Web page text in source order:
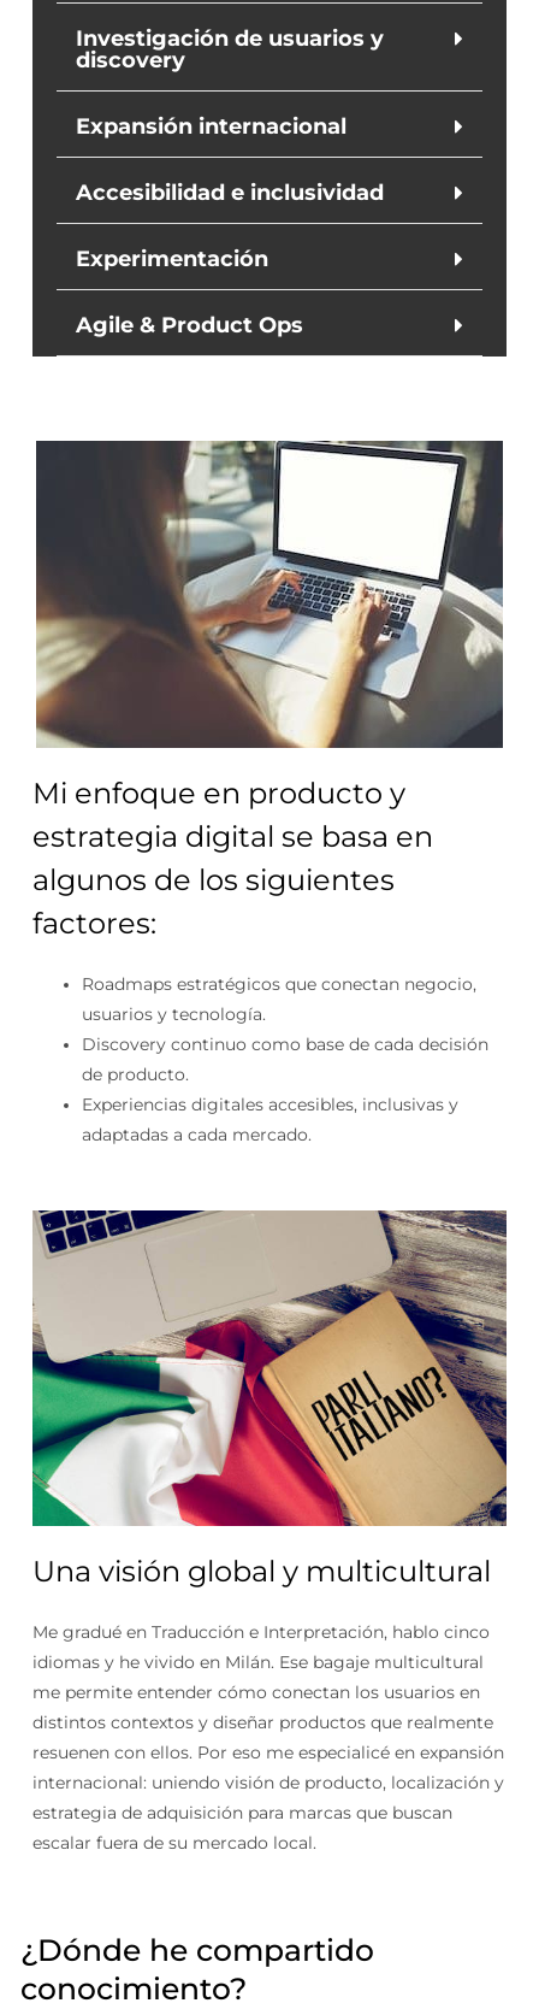
Investigación de usuarios y
discovery
Expansión internacional
Accesibilidad e inclusividad
Experimentación
Agile & Product Ops
Mi enfoque en producto y
estrategia digital se basa en
algunos de los siguientes
factores:
Roadmaps estratégicos que conectan negocio,
usuarios y tecnología.
Discovery continuo como base de cada decisión
de producto.
Experiencias digitales accesibles, inclusivas y
adaptadas a cada mercado.
Una visión global y multicultural
Me gradué en Traducción e Interpretación, hablo cinco
idiomas y he vivido en Milán. Ese bagaje multicultural
me permite entender cómo conectan los usuarios en
distintos contextos y diseñar productos que realmente
resuenen con ellos. Por eso me especialicé en expansión
internacional: uniendo visión de producto, localización y
estrategia de adquisición para marcas que buscan
escalar fuera de su mercado local.
¿Dónde he compartido
conocimiento?